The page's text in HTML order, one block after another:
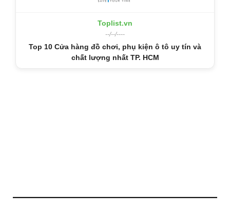
Toplist.vn
--/--/----
Top 10 Cửa hàng đồ chơi, phụ kiện ô tô uy tín và
chất lượng nhất TP. HCM